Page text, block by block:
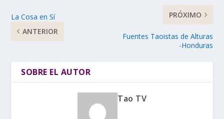
La Cosa en Sí
ANTERIOR
PRÓXIMO
Fuentes Taoistas de Alturas
-Honduras
SOBRE EL AUTOR
Tao TV